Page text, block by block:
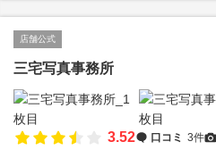
店舗公式
三宅写真事務所
3.52 口コミ 3件